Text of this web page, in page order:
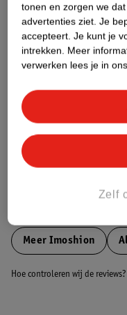
Etiketinformatie
Nature Impact
Bestel &
Meer Imoshion
Hoe controleren wij de reviews?
tonen en zorgen we
advertenties ziet. Je
accepteert. Je kunt je
intrekken. Meer
verwerken lees je in ons
Zelf